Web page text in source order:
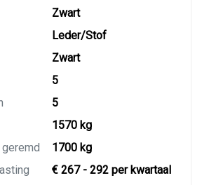
Zwart
Leder/Stof
Zwart
5
5
1570 kg
1700 kg
€ 267 - 292 per kwartaal